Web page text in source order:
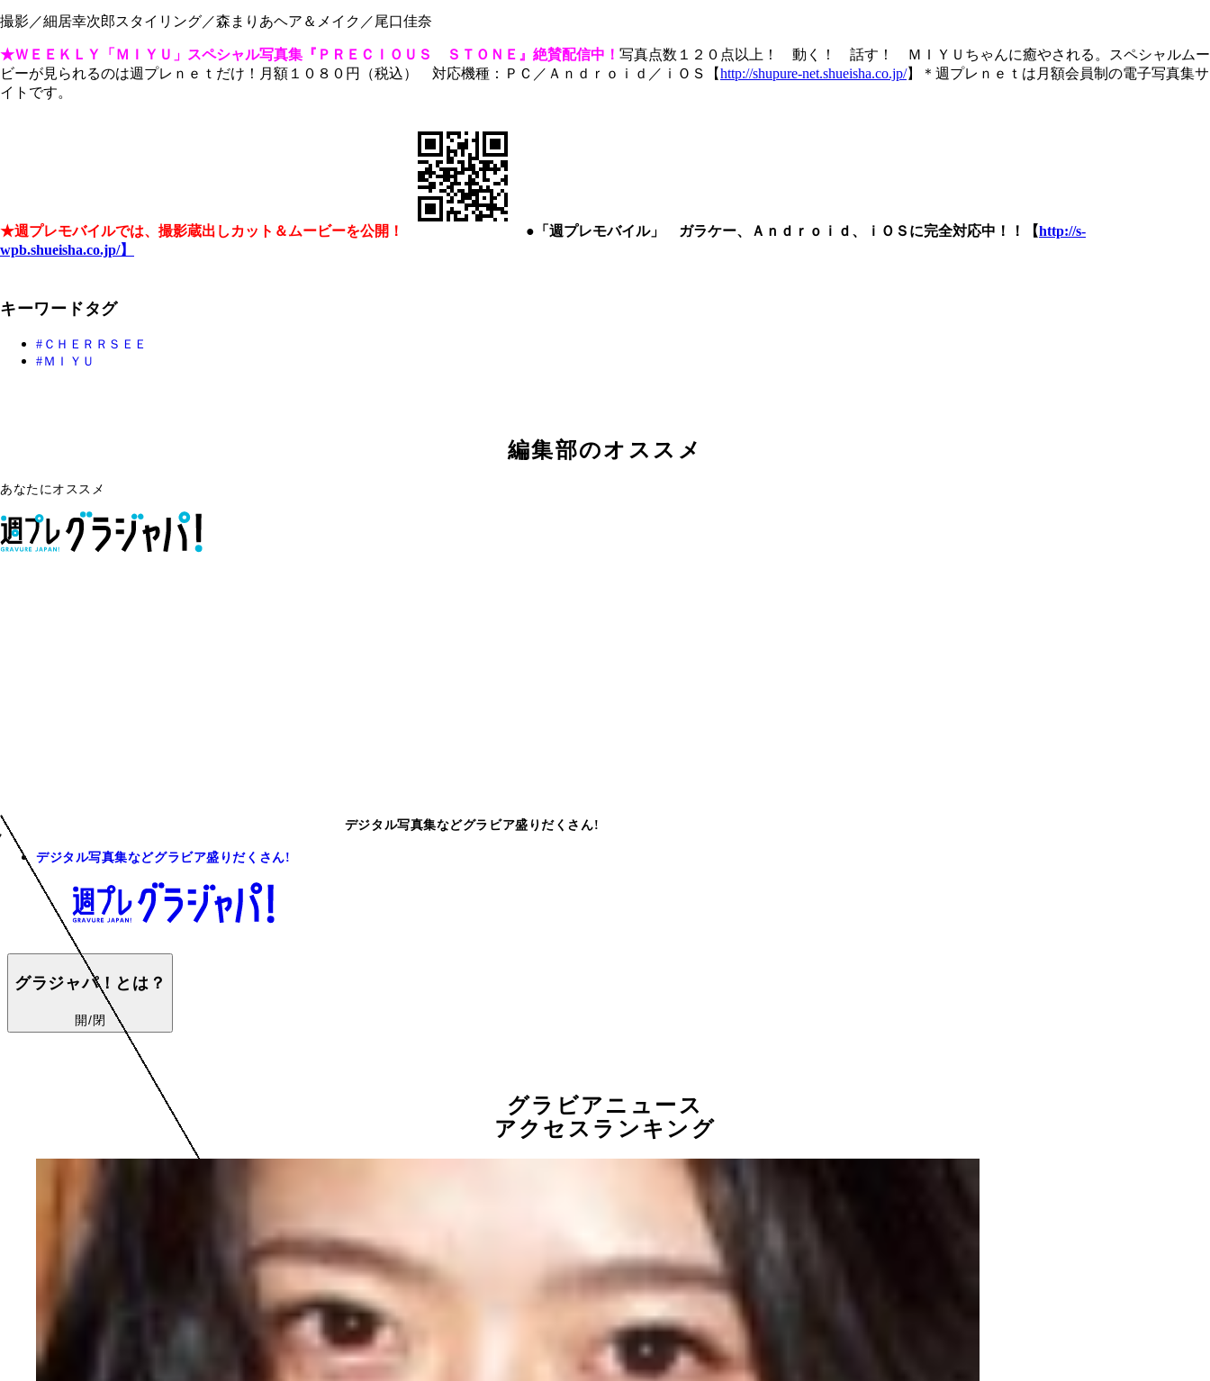
撮影／細居幸次郎スタイリング／森まりあヘア＆メイク／尾口佳奈
★ＷＥＥＫＬＹ「ＭＩＹＵ」スペシャル写真集『ＰＲＥＣＩＯＵＳ ＳＴＯＮＥ』絶賛配信中！ 写真点数１２０点以上！ 動く！ 話す！ ＭＩＹＵちゃんに癒やされる。スペシャルムー
ビーが見られるのは週プレｎｅｔだけ！月額１０８０円（税込） 対応機種：ＰＣ／Ａｎｄｒｏｉｄ／ｉＯＳ【http://shupure-net.shueisha.co.jp/】＊週プレｎｅｔは月額会員制の電子写真集サ
イトです。
★週プレモバイルでは、撮影蔵出しカット＆ムービーを公開！ ●「週プレモバイル」 ガラケー、Ａｎｄｒｏｉｄ、ｉＯＳに完全対応中！！【http://s-
wpb.shueisha.co.jp/】
キーワードタグ
ＣＨＥＲＲＳＥＥ
ＭＩＹＵ
編集部のオススメ
あなたにオススメ
デジタル写真集などグラビア盛りだくさん!
デジタル写真集などグラビア盛りだくさん!
グラジャパ！とは？
開/閉
グラビアニュース
アクセスランキング